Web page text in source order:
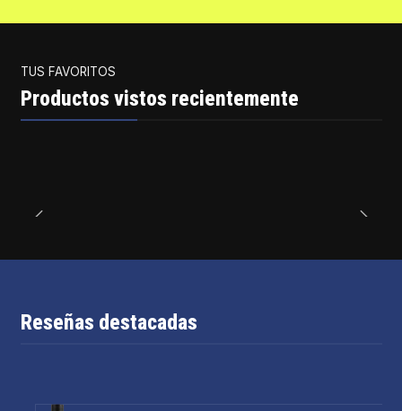
TUS FAVORITOS
Productos vistos recientemente
Reseñas destacadas